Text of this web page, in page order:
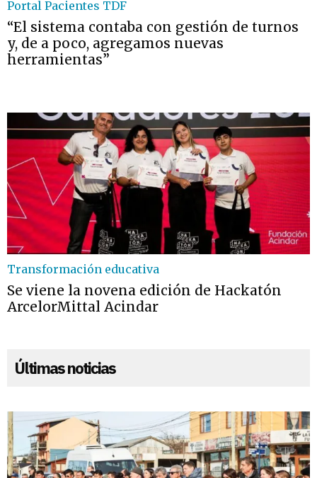
Portal Pacientes TDF
“El sistema contaba con gestión de turnos
y, de a poco, agregamos nuevas
herramientas”
Transformación educativa
Se viene la novena edición de Hackatón
ArcelorMittal Acindar
Últimas noticias